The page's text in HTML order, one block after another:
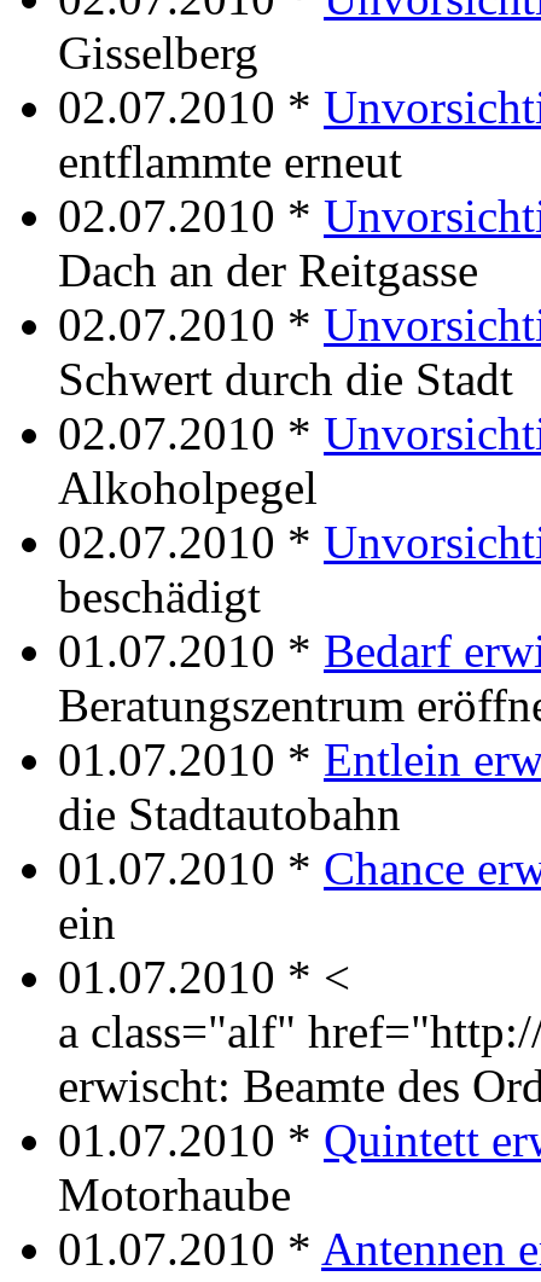
Gisselberg
02.07.2010 *
entflammte erneut
02.07.2010 *
Dach an der Reitgasse
02.07.2010 *
Schwert durch die Stadt
02.07.2010 *
Alkoholpegel
02.07.2010 *
beschädigt
01.07.2010 * Bedarf
Beratungszentrum
01.07.2010 * Entlein
die Stadtautobahn
01.07.2010 * Chance
ein
01.07.2010 * <
a class="alf"
erwischt: Beamte des
01.07.2010 * Quintett
Motorhaube
01.07.2010 * Antennen